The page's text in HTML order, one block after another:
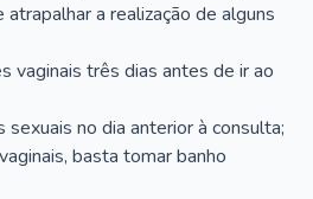
a realização de alguns
vaginais três dias antes de ir ao
no dia anterior à consulta;
basta tomar banho